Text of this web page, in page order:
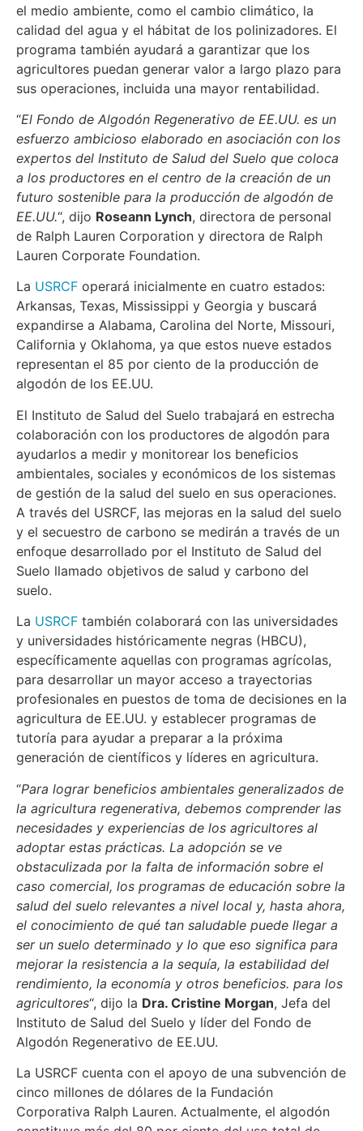
el medio ambiente, como el cambio climático, la
calidad del agua y el hábitat de los polinizadores. El
programa también ayudará a garantizar que los
agricultores puedan generar valor a largo plazo para
sus operaciones, incluida una mayor rentabilidad.
“El Fondo de Algodón Regenerativo de EE.UU. es un
esfuerzo ambicioso elaborado en asociación con los
expertos del Instituto de Salud del Suelo que coloca
a los productores en el centro de la creación de un
futuro sostenible para la producción de algodón de
EE.UU.“, dijo Roseann Lynch, directora de personal
de Ralph Lauren Corporation y directora de Ralph
Lauren Corporate Foundation.
La USRCF operará inicialmente en cuatro estados:
Arkansas, Texas, Mississippi y Georgia y buscará
expandirse a Alabama, Carolina del Norte, Missouri,
California y Oklahoma, ya que estos nueve estados
representan el 85 por ciento de la producción de
algodón de los EE.UU.
El Instituto de Salud del Suelo trabajará en estrecha
colaboración con los productores de algodón para
ayudarlos a medir y monitorear los beneficios
ambientales, sociales y económicos de los sistemas
de gestión de la salud del suelo en sus operaciones.
A través del USRCF, las mejoras en la salud del suelo
y el secuestro de carbono se medirán a través de un
enfoque desarrollado por el Instituto de Salud del
Suelo llamado objetivos de salud y carbono del
suelo.
La USRCF también colaborará con las universidades
y universidades históricamente negras (HBCU),
específicamente aquellas con programas agrícolas,
para desarrollar un mayor acceso a trayectorias
profesionales en puestos de toma de decisiones en la
agricultura de EE.UU. y establecer programas de
tutoría para ayudar a preparar a la próxima
generación de científicos y líderes en agricultura.
“Para lograr beneficios ambientales generalizados de
la agricultura regenerativa, debemos comprender las
necesidades y experiencias de los agricultores al
adoptar estas prácticas. La adopción se ve
obstaculizada por la falta de información sobre el
caso comercial, los programas de educación sobre la
salud del suelo relevantes a nivel local y, hasta ahora,
el conocimiento de qué tan saludable puede llegar a
ser un suelo determinado y lo que eso significa para
mejorar la resistencia a la sequía, la estabilidad del
rendimiento, la economía y otros beneficios. para los
agricultores“, dijo la Dra. Cristine Morgan, Jefa del
Instituto de Salud del Suelo y líder del Fondo de
Algodón Regenerativo de EE.UU.
La USRCF cuenta con el apoyo de una subvención de
cinco millones de dólares de la Fundación
Corporativa Ralph Lauren. Actualmente, el algodón